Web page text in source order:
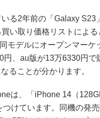
る2年前の「Galaxy S23
い取り価格リストによ
モデルにオープンマーケ
円、au版が13万6330円
ることが分かります。
は、「iPhone 14（
けています。同機の発